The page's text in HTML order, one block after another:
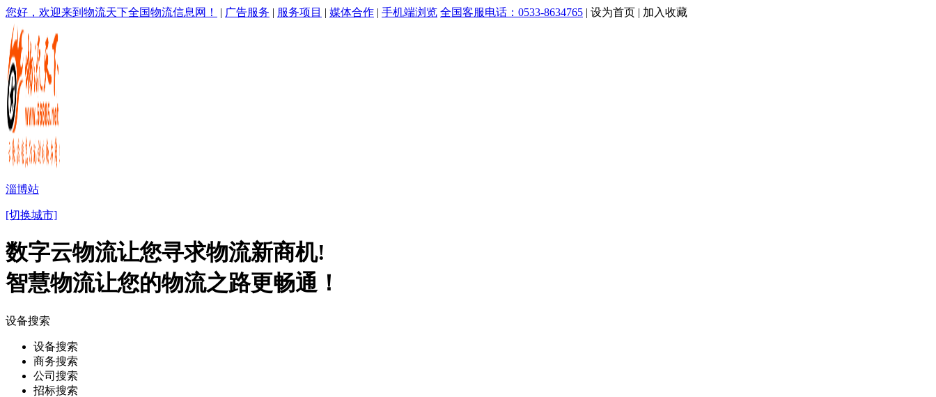
您好，欢迎来到物流天下全国物流信息网！ | 广告服务 | 服务项目 | 媒体合作 | 手机端浏览 全国客服电话：0533-8634765 | 设为首页 | 加入收藏
淄博站
[切换城市]
数字云物流让您寻求物流新商机!
智慧物流让您的物流之路更畅通！
设备搜索
设备搜索
商务搜索
公司搜索
招标搜索